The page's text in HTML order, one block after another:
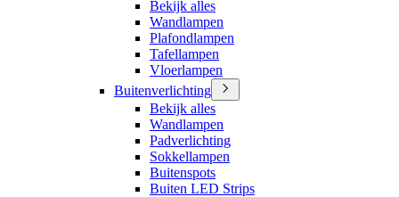
Bekijk alles
Wandlampen
Plafondlampen
Tafellampen
Vloerlampen
Buitenverlichting
Bekijk alles
Wandlampen
Padverlichting
Sokkellampen
Buitenspots
Buiten LED Strips